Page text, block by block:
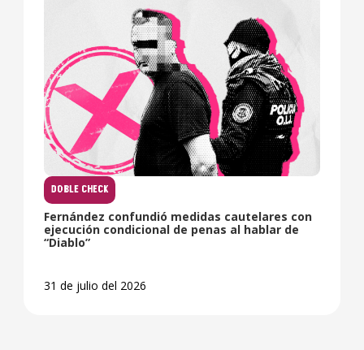
DOBLE CHECK
Fernández confundió medidas cautelares con
ejecución condicional de penas al hablar de
“Diablo”
31 de julio del 2026